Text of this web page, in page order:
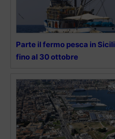
Parte il fermo pesca in
fino al 30 ottobre